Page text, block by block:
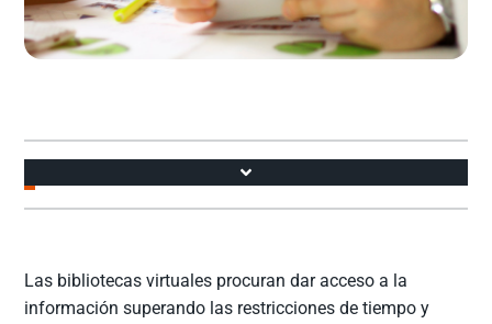
Las bibliotecas virtuales procuran dar acceso a la
información superando las restricciones de tiempo y